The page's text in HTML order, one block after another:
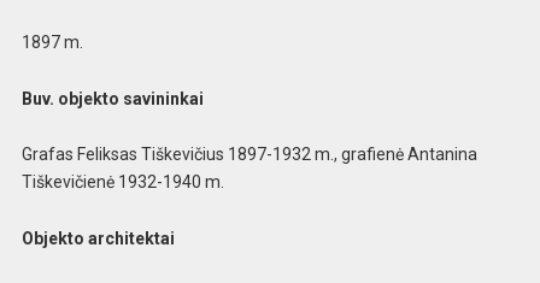
1897 m.
Buv. objekto savininkai
Grafas Feliksas Tiškevičius 1897-1932 m., grafienė Antanina
Tiškevičienė 1932-1940 m.
Objekto architektai